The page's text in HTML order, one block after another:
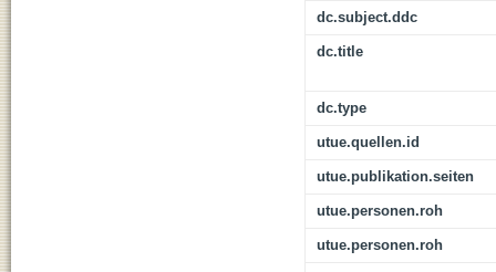
dc.subject.ddc
dc.title
dc.type
utue.quellen.id
utue.publikation.seiten
utue.personen.roh
utue.personen.roh